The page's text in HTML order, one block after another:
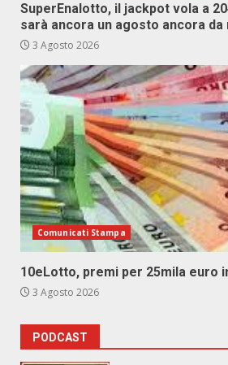
SuperEnalotto, il jackpot vola a
sarà ancora un agosto ancora da
3 Agosto 2026
Comunicati Stampa
10eLotto, premi per 25mila euro
3 Agosto 2026
PODCAST